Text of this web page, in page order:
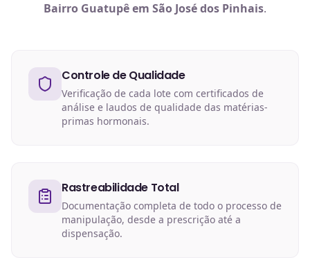
Bairro Guatupê em São José dos Pinhais.
Controle de Qualidade
Verificação de cada lote com certificados de
análise e laudos de qualidade das matérias-
primas hormonais.
Rastreabilidade Total
Documentação completa de todo o processo de
manipulação, desde a prescrição até a
dispensação.